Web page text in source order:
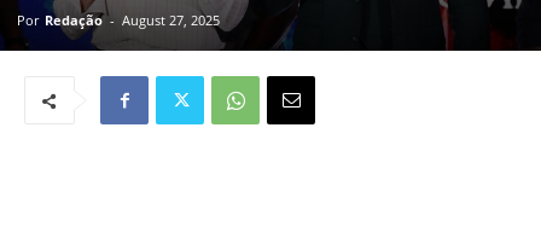
Por Redação - August 27, 2025